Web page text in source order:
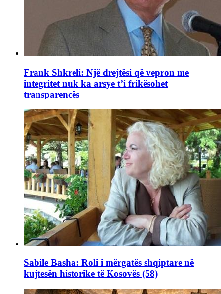
Frank Shkreli: Një drejtësi që vepron me
integritet nuk ka arsye t’i frikësohet
transparencës
Sabile Basha: Roli i mërgatës shqiptare në
kujtesën historike të Kosovës (58)